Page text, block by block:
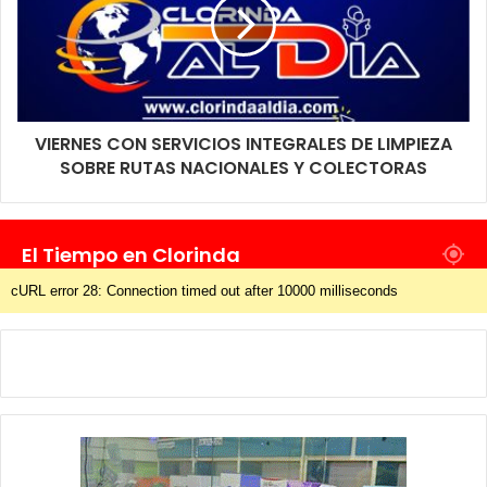
VIERNES CON SERVICIOS INTEGRALES DE LIMPIEZA
SOBRE RUTAS NACIONALES Y COLECTORAS
El Tiempo en Clorinda
cURL error 28: Connection timed out after 10000 milliseconds